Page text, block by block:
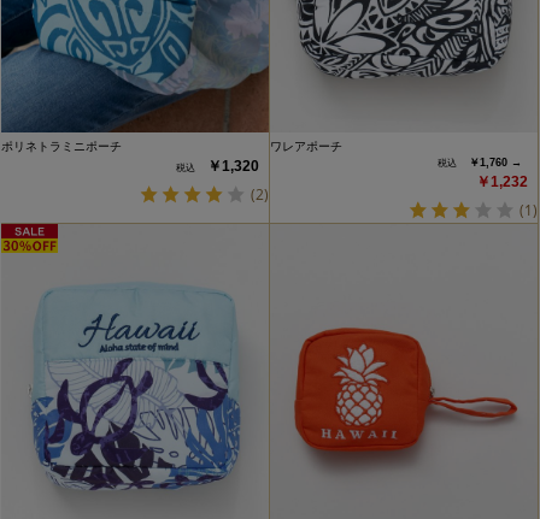
ポリネトラミニポーチ
￥1,320
(2)
ワレアポーチ
￥1,760 →
￥1,232
(1)